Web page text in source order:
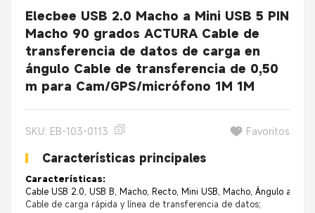
Elecbee USB 2.0 Macho a Mini USB 5 PIN
Macho 90 grados ACTURA Cable de
transferencia de datos de carga en
ángulo Cable de transferencia de 0,50
m para Cam/GPS/micrófono 1M 1M
SKU: EB-103-0113 Favoritos
Características principales
Características:
Cable USB 2.0, USB B, Macho, Recto, Mini USB, Macho, Ángulo
Cable de carga rápida y línea de transferencia de datos;